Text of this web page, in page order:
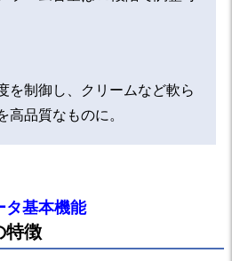
を制御し、クリームなど軟ら
品質なものに。
タ基本機能
特徴